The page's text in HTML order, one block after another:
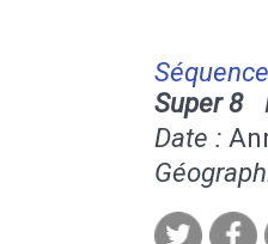
Super 8
Date :